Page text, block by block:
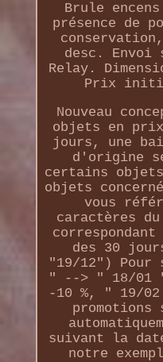
Brule
présence de
desc. Envoi
Relay.
Prix
Nouveau
objets en
jours, une
d'origine
certains
objets
vous
caractères
des 30
"19/12")
" --> " 18/01
-10 %, " 19/
promotions
suivant la
notre